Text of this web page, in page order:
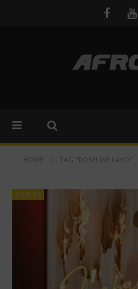
HOME TAG "ROSELINE LAYO"
LYRICS